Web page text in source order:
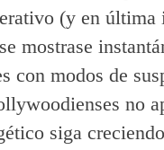
(y en
mostrase
con modos de
no
siga